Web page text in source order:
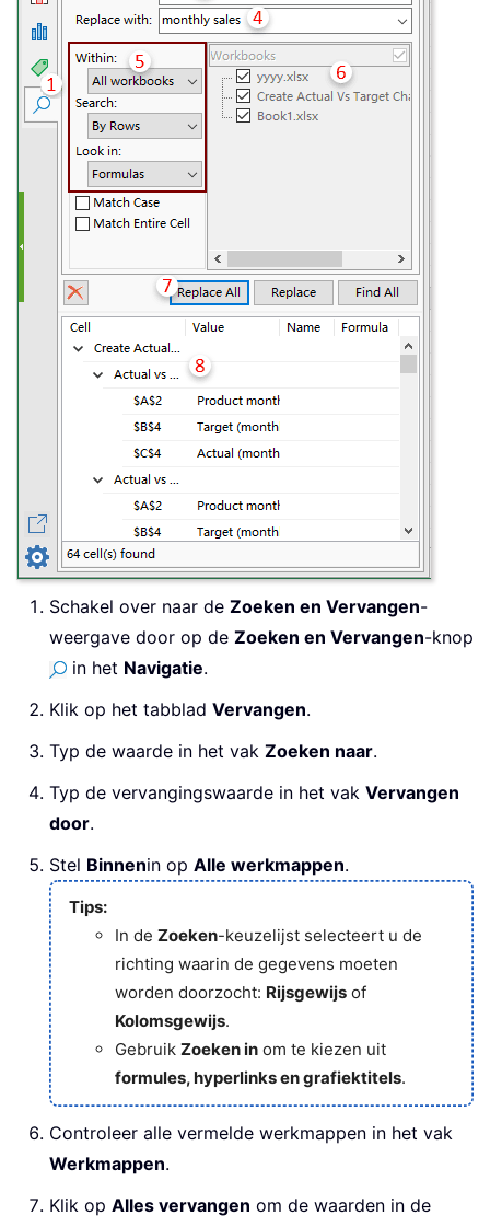
Schakel over naar de Zoeken en Vervangen-
weergave door op de Zoeken en Vervangen-knop
in het Navigatie.
Klik op het tabblad Vervangen.
Typ de waarde in het vak Zoeken naar.
Typ de vervangingswaarde in het vak Vervangen
door.
Stel Binnenin op Alle werkmappen.
Tips:
In de Zoeken-keuzelijst selecteert u de
richting waarin de gegevens moeten
worden doorzocht: Rijsgewijsof
Kolomsgewijs.
Gebruik Zoeken inom te kiezen uit
formules, hyperlinks en grafiektitels.
Controleer alle vermelde werkmappen in het vak
Werkmappen.
Klik op Alles vervangen om de waarden in de